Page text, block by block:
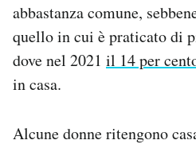
abbastanza comune,
quello in cui è praticato di
dove nel 2021 il 14 per
in casa.
Alcune donne ritengono